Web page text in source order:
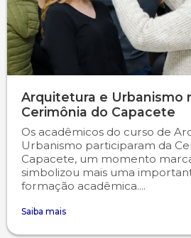
Arquitetura e Urbanismo
Cerimônia do Capacete
Os acadêmicos do curso de
Urbanismo participaram da
Capacete, um momento
simbolizou mais uma
formação acadêmica....
Saiba mais